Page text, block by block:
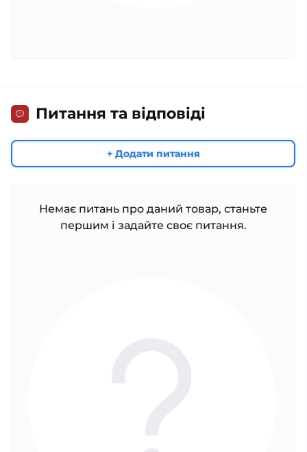
Питання та відповіді
+ Додати питання
Немає питань про даний товар, станьте
першим і задайте своє питання.